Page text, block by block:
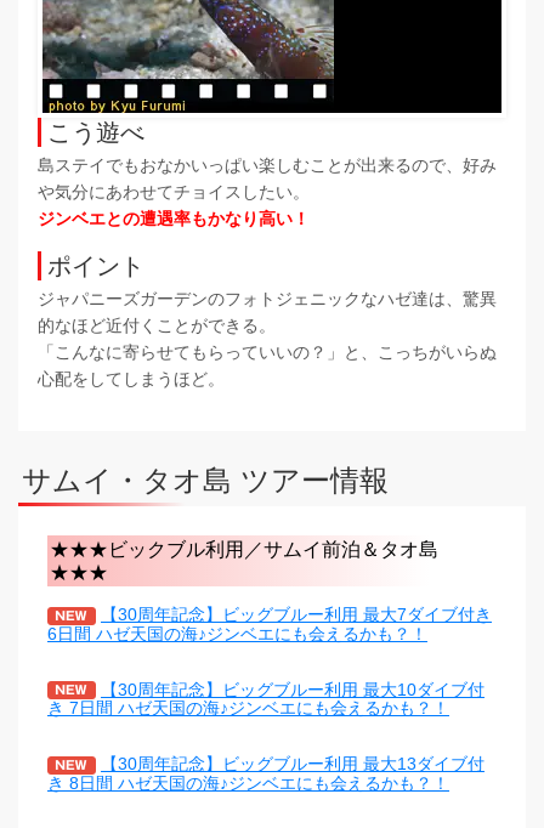
こう遊べ
島ステイでもおなかいっぱい楽しむことが出来るので、好み
や気分にあわせてチョイスしたい。
ジンベエとの遭遇率もかなり高い！
ポイント
ジャパニーズガーデンのフォトジェニックなハゼ達は、驚異
的なほど近付くことができる。
「こんなに寄らせてもらっていいの？」と、こっちがいらぬ
心配をしてしまうほど。
サムイ・タオ島 ツアー情報
★★★ビックブル利用／サムイ前泊＆タオ島
★★★
【30周年記念】ビッグブルー利用 最大7ダイブ付き
6日間 ハゼ天国の海♪ジンベエにも会えるかも？！
【30周年記念】ビッグブルー利用 最大10ダイブ付
き 7日間 ハゼ天国の海♪ジンベエにも会えるかも？！
【30周年記念】ビッグブルー利用 最大13ダイブ付
き 8日間 ハゼ天国の海♪ジンベエにも会えるかも？！